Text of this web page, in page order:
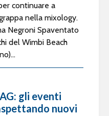
continuare a
nella mixology.
Negroni Spaventato
del Wimbi Beach
gli eventi
nuovi